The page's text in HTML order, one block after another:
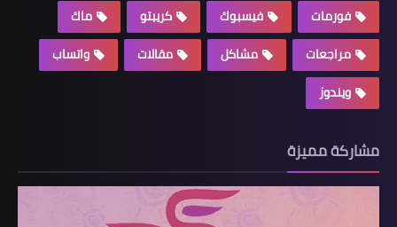
فورمات
فيسبوك كريبتو
ماك
مراجعات
مشاكل مقالات
واتساب
ويندوز
مشاركة مميزة